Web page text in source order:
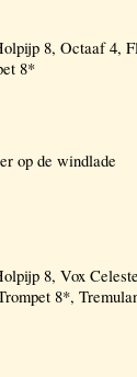
8, Octaaf 4,
8*
op de windlade
8, Vox
8*,